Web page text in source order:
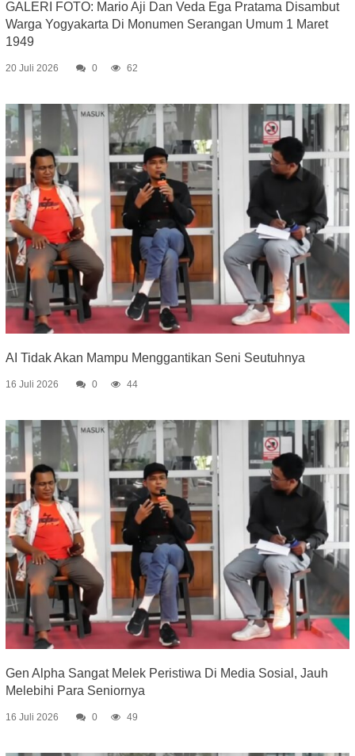
GALERI FOTO: Mario Aji Dan Veda Ega Pratama Disambut
Warga Yogyakarta Di Monumen Serangan Umum 1 Maret
1949
20 Juli 2026 0 62
AI Tidak Akan Mampu Menggantikan Seni Seutuhnya
16 Juli 2026 0 44
Gen Alpha Sangat Melek Peristiwa Di Media Sosial, Jauh
Melebihi Para Seniornya
16 Juli 2026 0 49